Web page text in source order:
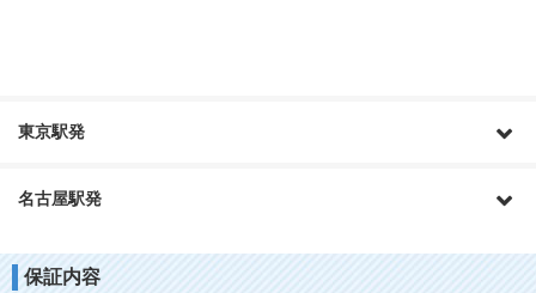
東京駅発
名古屋駅発
保証内容